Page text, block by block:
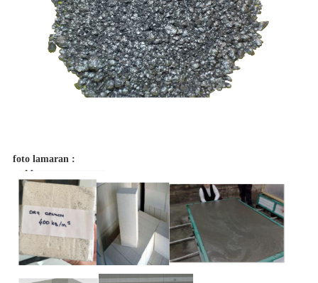
foto lamaran :